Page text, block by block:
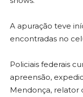
A apuração teve
encontradas no
Policiais federais
apreensão,
Mendonça, relator